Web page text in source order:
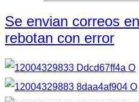
Se envian correos
rebotan con error